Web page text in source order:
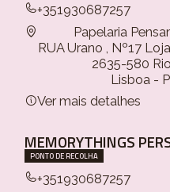
+351930687257
Papelaria
RUA Urano , Nº17
2635-580
Lisboa -
Ver mais detalhes
MEMORYTHINGS
PONTO DE RECOLHA
+351930687257